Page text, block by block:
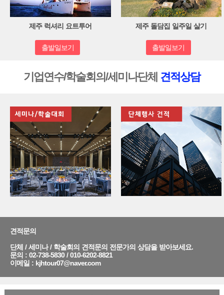
제주 럭셔리 요트투어
출발일보기
제주 돌담집 일주일 살기
출발일보기
기업연수/학술회의/세미나단체 견적상담
견적문의
단체 / 세미나 / 학술회의 견적문의 전문가의 상담을 받아보세요.
문의 : 02-738-5830 / 010-6202-8821
이메일 : kjhtour07@naver.com